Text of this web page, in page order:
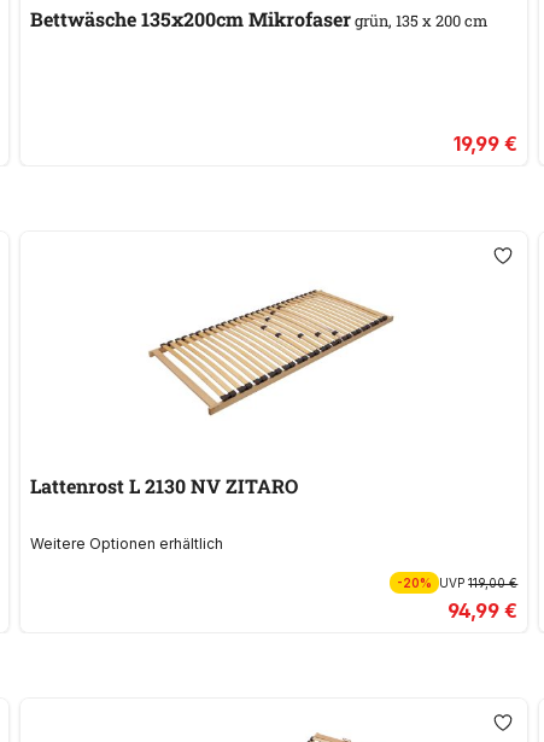
Bettwäsche 135x200cm Mikrofasergrün, 135 x 200 cm
19,99 €
Lattenrost L 2130 NV ZITARO
Weitere Optionen erhältlich
-20% UVP119,00 €
94,99 €